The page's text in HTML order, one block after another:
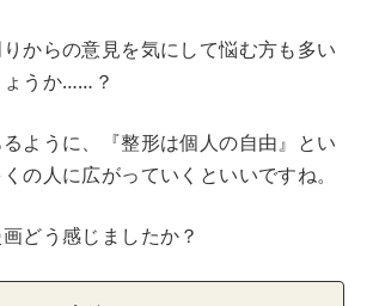
からの意見を気にして悩む方も多い
うか……？
ように、『整形は個人の自由』とい
の人に広がっていくといいですね。
どう感じましたか？